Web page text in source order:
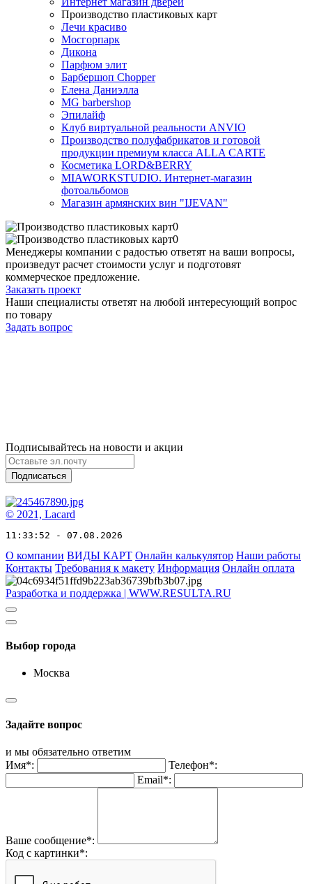
Производство пластиковых карт
Лечи красиво
Мосгорпарк
Дикона
Парфюм элит
Барбершоп Chopper
Елена Даниэлла
MG barbershop
Эпилайф
Клуб виртуальной реальности ANVIO
Производство полуфабрикатов и готовой
продукции премиум класса ALLA CARTE
Косметика LORD&BERRY
MIAWORKSTUDIO. Интернет-магазин
фотоальбомов
Магазин армянских вин "IJEVAN"
Менеджеры компании с радостью ответят на ваши вопросы,
произведут расчет стоимости услуг и подготовят
коммерческое предложение.
Заказать проект
Наши специалисты ответят на любой интересующий вопрос
по товару
Задать вопрос
Подписывайтесь на новости и акции
Подписаться
© 2021, Lacard
11:33:52 - 07.08.2026
О компании ВИДЫ КАРТ Онлайн калькулятор Наши работы
Контакты Требования к макету Информация Онлайн оплата
Разработка и поддержка | WWW.RESULTA.RU
Выбор города
Москва
Задайте вопрос
и мы обязательно ответим
Имя*:
Телефон*:
Email*:
Ваше сообщение*:
Код с картинки*: